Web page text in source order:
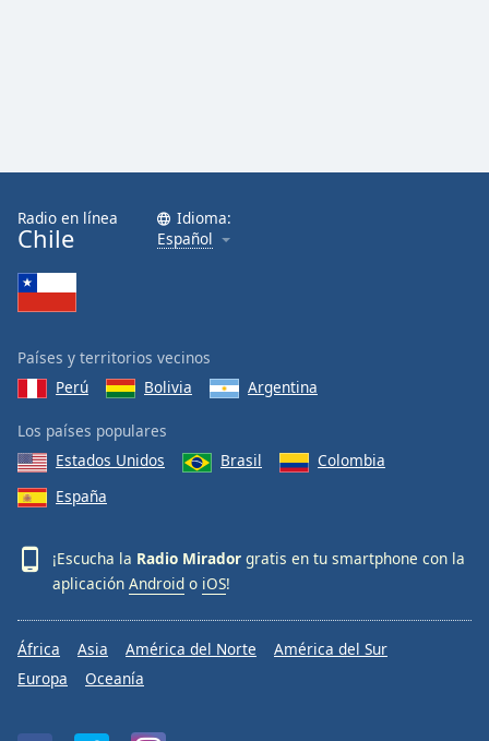
Radio en línea
Chile
Idioma:
Español
Países y territorios vecinos
Perú
Bolivia Argentina
Los países populares
Estados Unidos
Brasil
Colombia
España
¡Escucha la Radio Mirador gratis en tu smartphone con la
aplicación Android o iOS!
África Asia América del Norte
América del Sur
Europa
Oceanía